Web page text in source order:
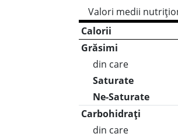
Valori medii
Calorii
Grăsimi
din care
Saturate
Ne-Saturate
Carbohidrați
din care